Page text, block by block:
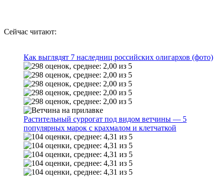
Сейчас читают:
Как выглядят 7 наследниц российских олигархов (фото)
Растительный суррогат под видом ветчины — 5
популярных марок с крахмалом и клетчаткой